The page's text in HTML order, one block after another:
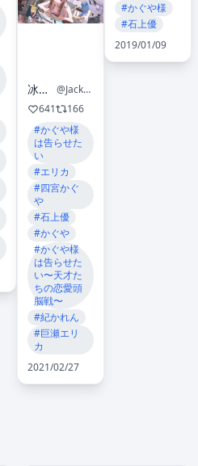
冰箱坛子鸦
@JackTheFridge
641
166
#かぐや様
は告らせた
い
#エリカ
#四宮かぐ
や
#石上優
#かぐや
#かぐや様
は告らせた
い〜天才た
ちの恋愛頭
脳戦〜
#紀かれん
#巨瀬エリ
カ
2021/02/27
#かぐや様
#石上優
2019/01/09